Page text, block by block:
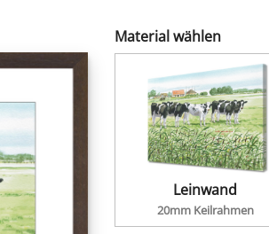
Material wählen
Leinwand
20mm Keilrahmen